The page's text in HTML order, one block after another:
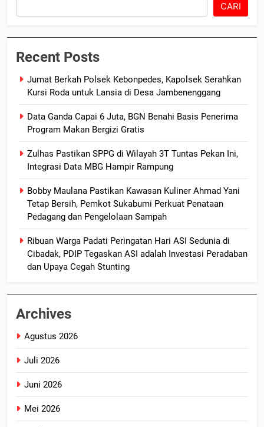
CARI
Recent Posts
Jumat Berkah Polsek Kebonpedes, Kapolsek Serahkan
Kursi Roda untuk Lansia di Desa Jambenenggang
Data Ganda Capai 6 Juta, BGN Benahi Basis Penerima
Program Makan Bergizi Gratis
Zulhas Pastikan SPPG di Wilayah 3T Tuntas Pekan Ini,
Integrasi Data MBG Hampir Rampung
Bobby Maulana Pastikan Kawasan Kuliner Ahmad Yani
Tetap Bersih, Pemkot Sukabumi Perkuat Penataan
Pedagang dan Pengelolaan Sampah
Ribuan Warga Padati Peringatan Hari ASI Sedunia di
Cibadak, PDIP Tegaskan ASI adalah Investasi Peradaban
dan Upaya Cegah Stunting
Archives
Agustus 2026
Juli 2026
Juni 2026
Mei 2026